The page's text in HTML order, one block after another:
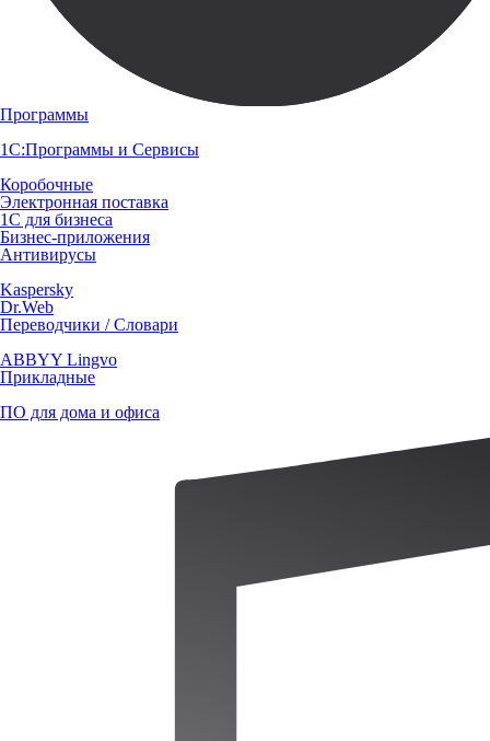
Программы
1С:Программы и Сервисы
Коробочные
Электронная поставка
1С для бизнеса
Бизнес-приложения
Антивирусы
Kaspersky
Dr.Web
Переводчики / Словари
ABBYY Lingvo
Прикладные
ПО для дома и офиса